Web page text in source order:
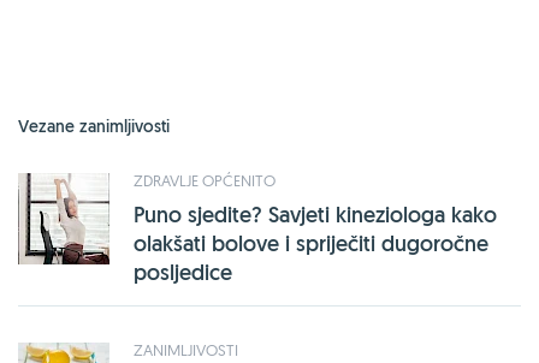
Vezane zanimljivosti
ZDRAVLJE OPĆENITO
Puno sjedite? Savjeti kineziologa kako
olakšati bolove i spriječiti dugoročne
posljedice
ZANIMLJIVOSTI